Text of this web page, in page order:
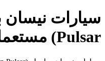
Pulsar) مستعملة للبيع في مصر